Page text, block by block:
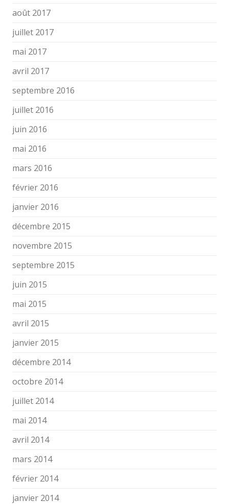
août 2017
juillet 2017
mai 2017
avril 2017
septembre 2016
juillet 2016
juin 2016
mai 2016
mars 2016
février 2016
janvier 2016
décembre 2015
novembre 2015
septembre 2015
juin 2015
mai 2015
avril 2015
janvier 2015
décembre 2014
octobre 2014
juillet 2014
mai 2014
avril 2014
mars 2014
février 2014
janvier 2014